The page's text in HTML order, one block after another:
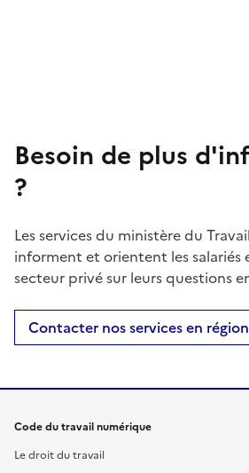
Besoin de plus
?
Les services du ministère du
informent et orientent les salariés
secteur privé sur leurs questions
Contacter nos services en région
Code du travail numérique
Le droit du travail